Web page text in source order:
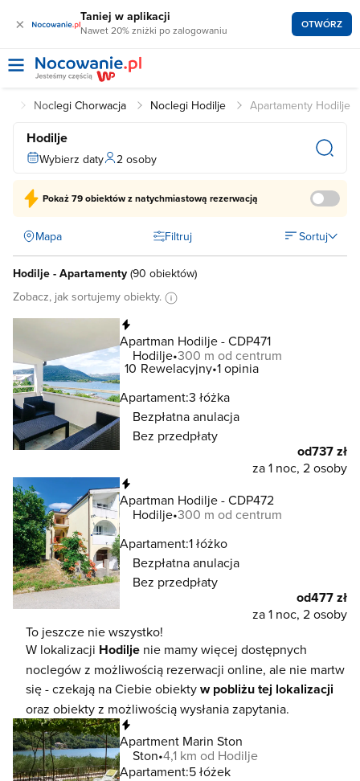
× Taniej w aplikacji
Nawet 20% zniżki po zalogowaniu OTWÓRZ
Noclegi Chorwacja Noclegi Hodilje Apartamenty Hodilje
Hodilje
Wybierz daty 2 osoby
Pokaż79 obiektówz natychmiastową rezerwacją
Mapa Filtruj Sortuj
Hodilje - Apartamenty (90 obiektów)
Zobacz, jak sortujemy obiekty.
Apartman Hodilje - CDP471
Hodilje 300 m od centrum
10 Rewelacyjny 1 opinia
Apartament:3 łóżka
Bezpłatna anulacja
Bez przedpłaty
od737 zł
za 1 noc, 2 osoby
Apartman Hodilje - CDP472
Hodilje 300 m od centrum
Apartament:1 łóżko
Bezpłatna anulacja
Bez przedpłaty
od477 zł
za 1 noc, 2 osoby
To jeszcze nie wszystko!
W lokalizacji Hodilje nie mamy więcej dostępnych
noclegów z możliwością rezerwacji online, ale nie martw
się - czekają na Ciebie obiektyw pobliżu tej lokalizacji
oraz obiekty z możliwością wysłania zapytania.
Apartment Marin Ston
Ston 4,1 km od Hodilje
Apartament:5 łóżek